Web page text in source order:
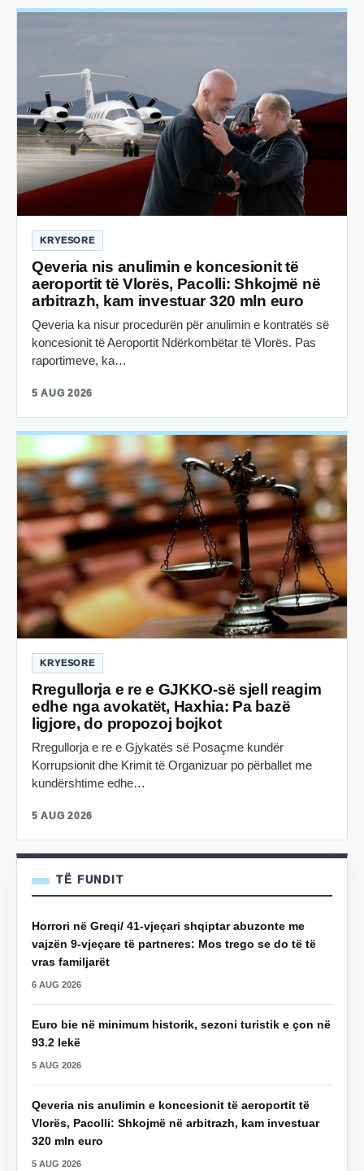
KRYESORE
Qeveria nis anulimin e koncesionit të
aeroportit të Vlorës, Pacolli: Shkojmë në
arbitrazh, kam investuar 320 mln euro
Qeveria ka nisur procedurën për anulimin e kontratës së
koncesionit të Aeroportit Ndërkombëtar të Vlorës. Pas
raportimeve, ka…
5 AUG 2026
KRYESORE
Rregullorja e re e GJKKO-së sjell reagim
edhe nga avokatët, Haxhia: Pa bazë
ligjore, do propozoj bojkot
Rregullorja e re e Gjykatës së Posaçme kundër
Korrupsionit dhe Krimit të Organizuar po përballet me
kundërshtime edhe…
5 AUG 2026
TË FUNDIT
Horrori në Greqi/ 41-vjeçari shqiptar abuzonte me
vajzën 9-vjeçare të partneres: Mos trego se do të të
vras familjarët
6 AUG 2026
Euro bie në minimum historik, sezoni turistik e çon në
93.2 lekë
5 AUG 2026
Qeveria nis anulimin e koncesionit të aeroportit të
Vlorës, Pacolli: Shkojmë në arbitrazh, kam investuar
320 mln euro
5 AUG 2026